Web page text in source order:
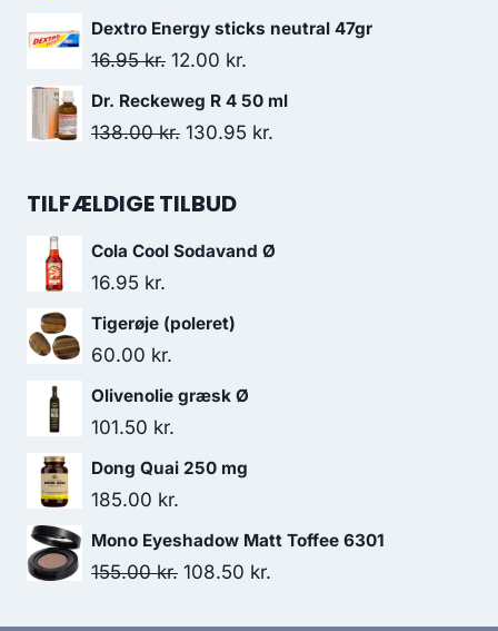
129.95 kr..119.95 kr..
oprindelige
pris
159.00 kr..
aktuelle
Dextro Energy sticks neutral 47gr
16.95kr. Den
oprindelige
pris
16.95 kr..
12.00 kr.
aktuelle
pris
Dr. Reckeweg R 4 50 ml
138.00kr. Den
pris
138.00 kr..
130.95 kr.
TILFÆLDIGE TILBUD
Cola Cool Sodavand Ø
16.95 kr.
Tigerøje (poleret)
60.00 kr.
Olivenolie græsk Ø
101.50 kr.
Dong Quai 250 mg
185.00 kr.
Mono Eyeshadow Matt Toffee 6301
155.00kr. Den
108.50 kr.